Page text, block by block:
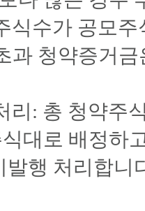
식수가 공모
과 청약증거
리: 총 청약주
대로 배정하
발행 처리합니